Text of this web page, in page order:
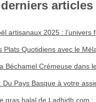
artisanaux 2025 : l’univers
Plats Quotidiens avec le
Béchamel Crémeuse dans
Du Pays Basque à votre
gras halal de Ladhidh.com :